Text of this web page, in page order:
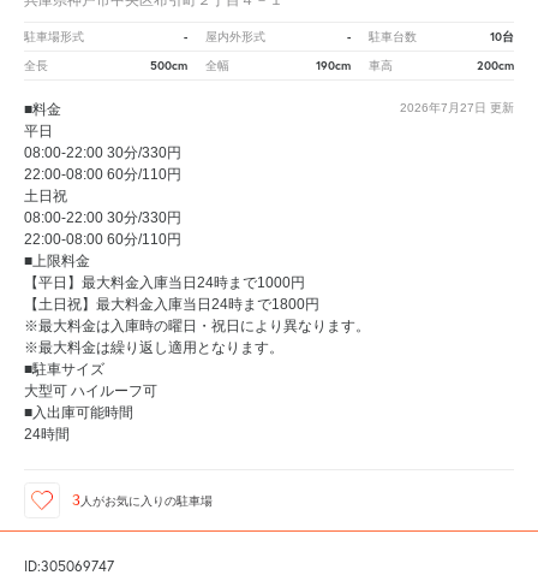
駐車場形式 - 屋内外形式 - 駐車台数 10台
全長 500cm 全幅 190cm 車高 200cm
2026年7月27日 更新
■料金
平日
08:00-22:00 30分/330円
22:00-08:00 60分/110円
土日祝
08:00-22:00 30分/330円
22:00-08:00 60分/110円
■上限料金
【平日】最大料金入庫当日24時まで1000円
【土日祝】最大料金入庫当日24時まで1800円
※最大料金は入庫時の曜日・祝日により異なります。
※最大料金は繰り返し適用となります。
■駐車サイズ
大型可 ハイルーフ可
■入出庫可能時間
24時間
3人がお気に入りの駐車場
ID:305069747